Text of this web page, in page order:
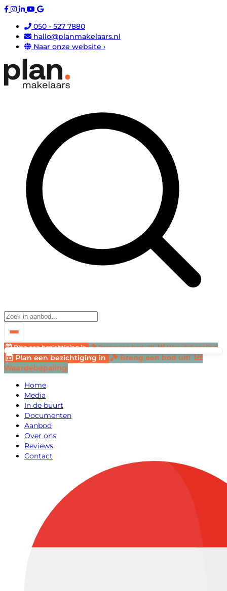
050 - 527 7880
hallo@planmakelaars.nl
Naar onze website ›
Plan een bezichtiging in Breng een bod uit! Waardebepaling
Plan een bezichtiging in
Breng een bod uit!
Waardebepaling
Home
Media
In de buurt
Documenten
Aanbod
Over ons
Reviews
Contact